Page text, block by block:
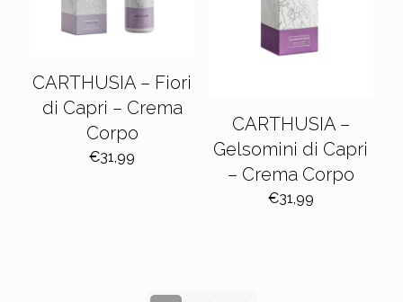
CARTHUSIA – Fiori
di Capri – Crema
Corpo
€31,99
CARTHUSIA –
Gelsomini di Capri
– Crema Corpo
€31,99